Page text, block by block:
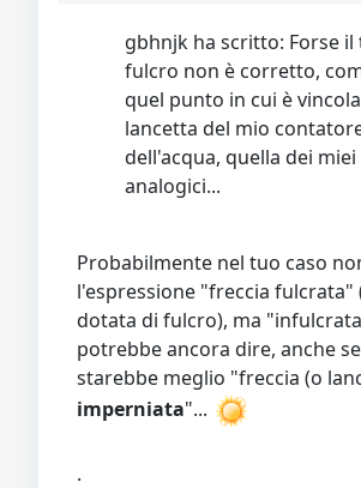
gbhnjk ha scritto: Forse
fulcro non è corretto,
quel punto in cui è
lancetta del mio
dell'acqua, quella dei
analogici...
Probabilmente nel tuo caso
l'espressione "freccia fulcrata"
dotata di fulcro), ma
potrebbe ancora dire, anche
starebbe meglio "freccia (o
imperniata"...
.